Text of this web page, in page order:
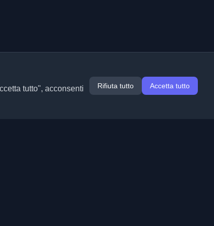
tutto", acconsenti
Rifiuta tutto Accetta tutto